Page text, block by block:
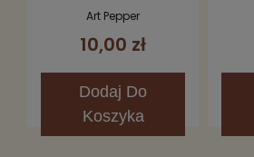
Art Pepper
10,00 zł
Dodaj Do
Koszyka